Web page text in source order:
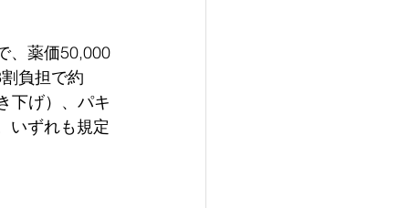
、薬価50,000
負担で約
下げ）、パキ
いずれも規定